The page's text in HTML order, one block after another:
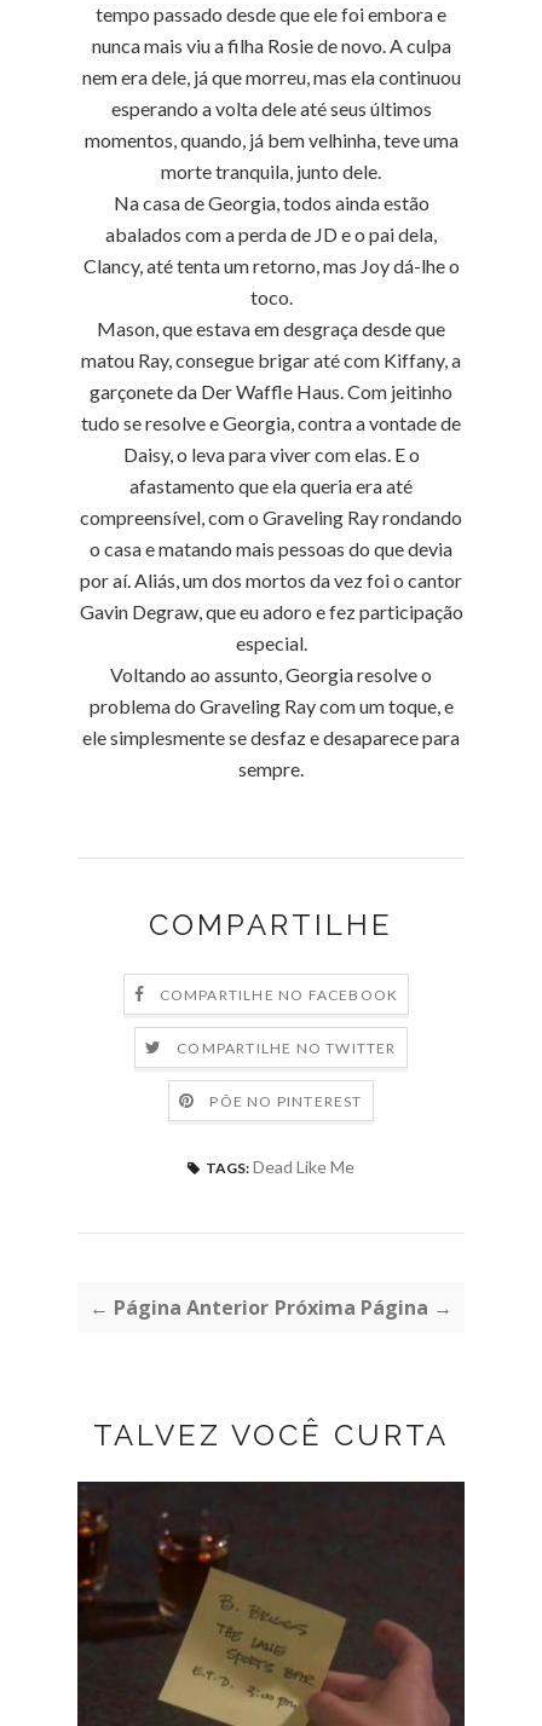
tempo passado desde que ele foi embora e
nunca mais viu a filha Rosie de novo. A culpa
nem era dele, já que morreu, mas ela continuou
esperando a volta dele até seus últimos
momentos, quando, já bem velhinha, teve uma
morte tranquila, junto dele.
Na casa de Georgia, todos ainda estão
abalados com a perda de JD e o pai dela,
Clancy, até tenta um retorno, mas Joy dá-lhe o
toco.
Mason, que estava em desgraça desde que
matou Ray, consegue brigar até com Kiffany, a
garçonete da Der Waffle Haus. Com jeitinho
tudo se resolve e Georgia, contra a vontade de
Daisy, o leva para viver com elas. E o
afastamento que ela queria era até
compreensível, com o Graveling Ray rondando
o casa e matando mais pessoas do que devia
por aí. Aliás, um dos mortos da vez foi o cantor
Gavin Degraw, que eu adoro e fez participação
especial.
Voltando ao assunto, Georgia resolve o
problema do Graveling Ray com um toque, e
ele simplesmente se desfaz e desaparece para
sempre.
COMPARTILHE
COMPARTILHE NO FACEBOOK
COMPARTILHE NO TWITTER
PÕE NO PINTEREST
TAGS: Dead Like Me
← Página Anterior Próxima Página →
TALVEZ VOCÊ CURTA